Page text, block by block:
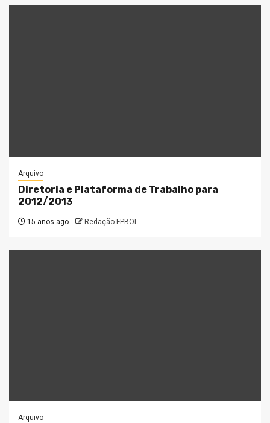
Arquivo
Diretoria e Plataforma de Trabalho para
2012/2013
15 anos ago Redação FPBOL
Arquivo